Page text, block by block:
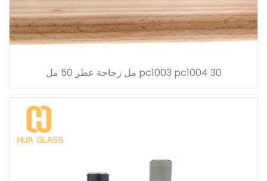
pc1003 pc1004 30 مل زجاجة عطر 50 مل